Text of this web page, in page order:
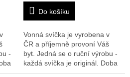
-
H:
Do košíku
Vonná svíčka je vyrobena v
ČR a příjemně provoní Váš
byt. Jedná se o ruční výrobu -
každá svíčka je originál. Doba
hoření: 200 hRozměry V/Š/H: